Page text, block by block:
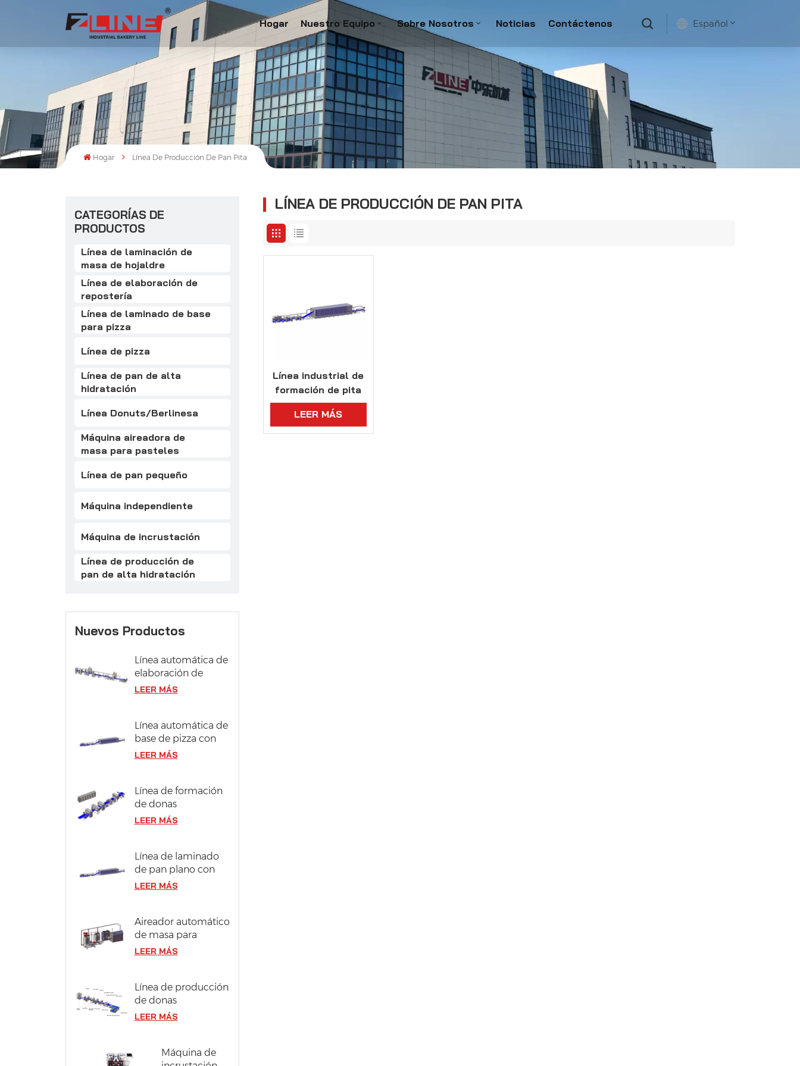
Hogar Nuestro Equipo Sobre Nosotros Noticias Contáctenos Español
русский
español
Hogar Línea De Producción De Pan Pita
CATEGORÍAS DE
PRODUCTOS
Línea de laminación de
masa de hojaldre
Línea de elaboración de
repostería
Línea de laminado de base
para pizza
Línea de pizza
Línea de pan de alta
hidratación
Línea Donuts/Berlinesa
Máquina aireadora de
masa para pasteles
Línea de pan pequeño
Máquina independiente
Máquina de incrustación
Línea de producción de
pan de alta hidratación
Nuevos Productos
Línea automática de
elaboración de
pasteles
LEER MÁS
Línea automática de
base de pizza con
sistema de
LEER MÁS
Línea de formación
de donas
compactas y
LEER MÁS
Línea de laminado
de pan plano con
ancho de masa de
LEER MÁS
Aireador automático
de masa para
bizcocho
LEER MÁS
Línea de producción
de donas
industriales con
LEER MÁS
Máquina de
LÍNEA DE PRODUCCIÓN DE PAN PITA
Línea industrial de
formación de pita
con sistema de
fermentación
LEER MÁS